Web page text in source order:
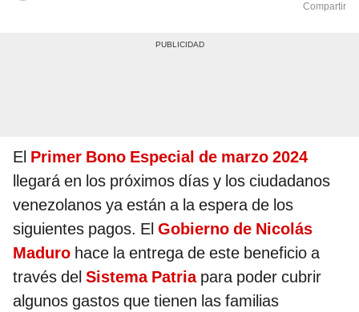
Compartir
El Primer Bono Especial de marzo 2024
llegará en los próximos días y los ciudadanos
venezolanos ya están a la espera de los
siguientes pagos. El Gobierno de Nicolás
Maduro hace la entrega de este beneficio a
través del Sistema Patriapara poder cubrir
algunos gastos que tienen las familias